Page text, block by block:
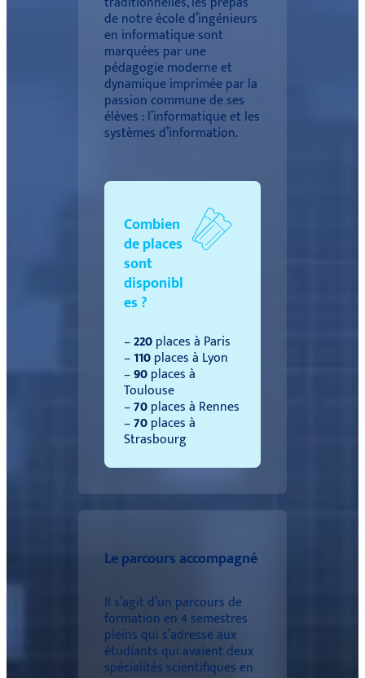
de notre école d’ingénieurs
en informatique sont
marquées par une
pédagogie moderne et
dynamique imprimée par la
passion commune de ses
élèves : l’informatique et les
systèmes d’information.
Combien
de places
sont
disponibl
es ?
–220places à Paris
–110places à Lyon
–90places à
Toulouse
–70places à Rennes
–70places à
Strasbourg
Le parcours accompagné
Il s’agit d’un parcours de
formation en 4 semestres
pleins qui s’adresse aux
étudiants qui avaient deux
spécialités scientifiques en